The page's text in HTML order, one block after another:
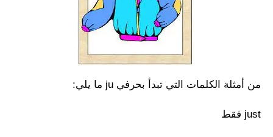
من أمثلة الكلمات التي تبدأ بحرفي ju ما يلي:
just فقط